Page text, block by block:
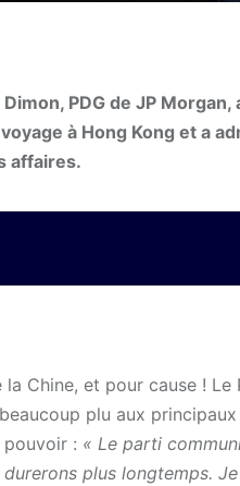
PDG de JP
à Hong Kong et a
affaires.
Chine, et pour cause ! Le
plu aux
pouvoir : « Le parti
plus longtemps.